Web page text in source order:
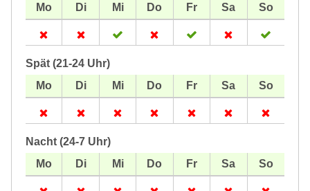
Spät (21-24 Uhr)
Nacht (24-7 Uhr)